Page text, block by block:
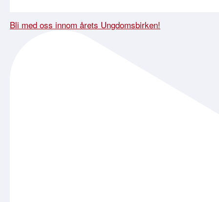
Bli med oss innom årets Ungdomsbirken!